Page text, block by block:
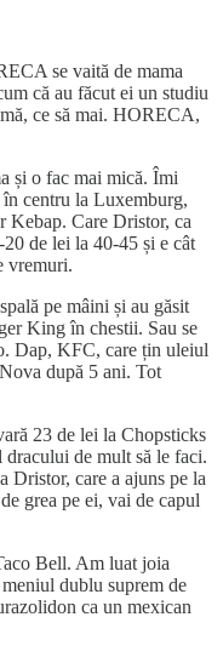
se vaită de mama
că au făcut ei un studiu
ce să mai. HORECA,
și o fac mai mică. Îmi
centru la Luxemburg,
Kebap. Care Dristor, ca
de lei la 40-45 și e cât
vremuri.
pe mâini și au găsit
King în chestii. Sau se
Dap, KFC, care țin uleiul
după 5 ani. Tot
23 de lei la Chopsticks
dracului de mult să le faci.
Dristor, care a ajuns pe la
grea pe ei, vai de capul
Bell. Am luat joia
dublu suprem de
ca un mexican